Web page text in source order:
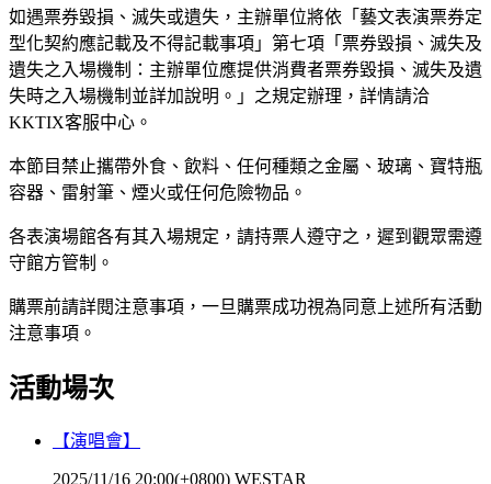
如遇票券毀損、滅失或遺失，主辦單位將依「藝文表演票券定
型化契約應記載及不得記載事項」第七項「票券毀損、滅失及
遺失之入場機制：主辦單位應提供消費者票券毀損、滅失及遺
失時之入場機制並詳加說明。」之規定辦理，詳情請洽
KKTIX客服中心。
本節目禁止攜帶外食、飲料、任何種類之金屬、玻璃、寶特瓶
容器、雷射筆、煙火或任何危險物品。
各表演場館各有其入場規定，請持票人遵守之，遲到觀眾需遵
守館方管制。
購票前請詳閱注意事項，一旦購票成功視為同意上述所有活動
注意事項。
活動場次
【演唱會】
2025/11/16 20:00(+0800) WESTAR